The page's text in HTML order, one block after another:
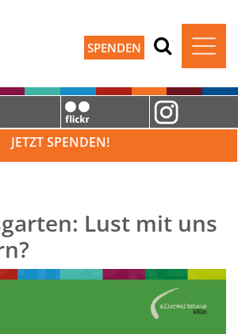
SPENDEN
JETZT SPENDEN!
Lust mit uns